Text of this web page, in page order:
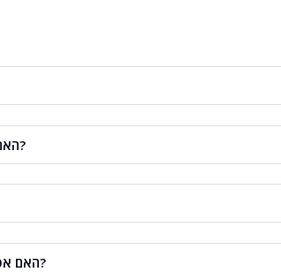
כן. השוואת שני טקסטים היא בחינם ומתבצעת כולה בדפדפן שלך.
האם אפשר להשוות לפי מילים או תווים?
כן. ניתן להשוות שורה מול שורה, מילה מול מילה או תו מול תו.
לא. השוואת הטקסט הרגילה מתבצעת מקומית אצלך בדפדפן.
האם אפשר להשוות בין שני אתרי אינטרנט?